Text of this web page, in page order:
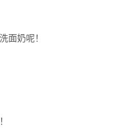
面奶呢！